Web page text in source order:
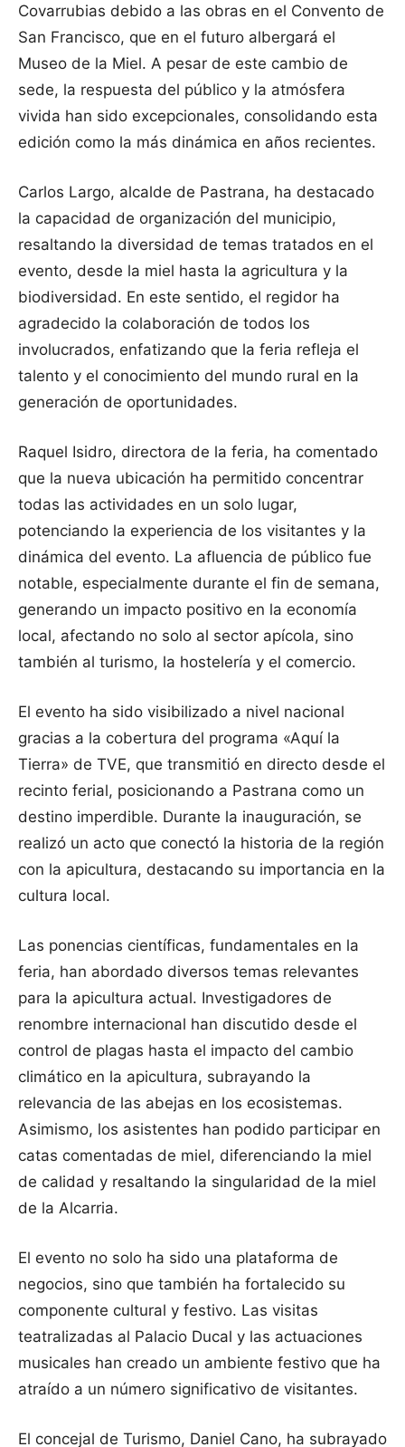
Covarrubias debido a las obras en el Convento de
San Francisco, que en el futuro albergará el
Museo de la Miel. A pesar de este cambio de
sede, la respuesta del público y la atmósfera
vivida han sido excepcionales, consolidando esta
edición como la más dinámica en años recientes.
Carlos Largo, alcalde de Pastrana, ha destacado
la capacidad de organización del municipio,
resaltando la diversidad de temas tratados en el
evento, desde la miel hasta la agricultura y la
biodiversidad. En este sentido, el regidor ha
agradecido la colaboración de todos los
involucrados, enfatizando que la feria refleja el
talento y el conocimiento del mundo rural en la
generación de oportunidades.
Raquel Isidro, directora de la feria, ha comentado
que la nueva ubicación ha permitido concentrar
todas las actividades en un solo lugar,
potenciando la experiencia de los visitantes y la
dinámica del evento. La afluencia de público fue
notable, especialmente durante el fin de semana,
generando un impacto positivo en la economía
local, afectando no solo al sector apícola, sino
también al turismo, la hostelería y el comercio.
El evento ha sido visibilizado a nivel nacional
gracias a la cobertura del programa «Aquí la
Tierra» de TVE, que transmitió en directo desde el
recinto ferial, posicionando a Pastrana como un
destino imperdible. Durante la inauguración, se
realizó un acto que conectó la historia de la región
con la apicultura, destacando su importancia en la
cultura local.
Las ponencias científicas, fundamentales en la
feria, han abordado diversos temas relevantes
para la apicultura actual. Investigadores de
renombre internacional han discutido desde el
control de plagas hasta el impacto del cambio
climático en la apicultura, subrayando la
relevancia de las abejas en los ecosistemas.
Asimismo, los asistentes han podido participar en
catas comentadas de miel, diferenciando la miel
de calidad y resaltando la singularidad de la miel
de la Alcarria.
El evento no solo ha sido una plataforma de
negocios, sino que también ha fortalecido su
componente cultural y festivo. Las visitas
teatralizadas al Palacio Ducal y las actuaciones
musicales han creado un ambiente festivo que ha
atraído a un número significativo de visitantes.
El concejal de Turismo, Daniel Cano, ha subrayado